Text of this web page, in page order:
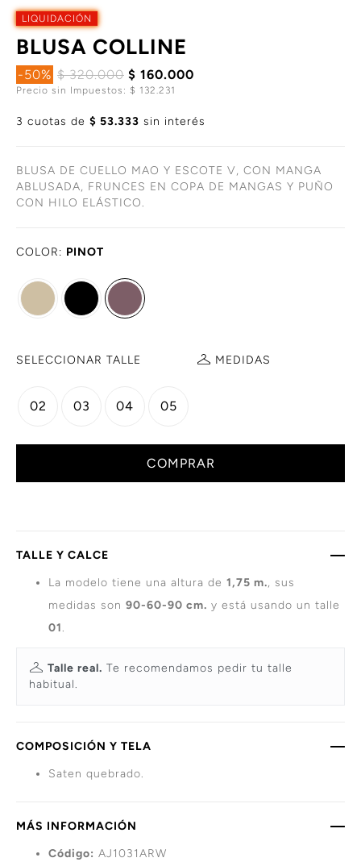
LIQUIDACIÓN
BLUSA COLLINE
-50% $ 320.000 $ 160.000
Precio sin Impuestos: $ 132.231
3 cuotas de $ 53.333 sin interés
BLUSA DE CUELLO MAO Y ESCOTE V, CON MANGA
ABLUSADA, FRUNCES EN COPA DE MANGAS Y PUÑO
CON HILO ELÁSTICO.
COLOR: PINOT
SELECCIONAR TALLE MEDIDAS
02 03 04 05
COMPRAR
TALLE Y CALCE
La modelo tiene una altura de 1,75 m., sus
medidas son 90-60-90 cm. y está usando un talle
01.
Talle real. Te recomendamos pedir tu talle
habitual.
COMPOSICIÓN Y TELA
Saten quebrado.
MÁS INFORMACIÓN
Código: AJ1031ARW